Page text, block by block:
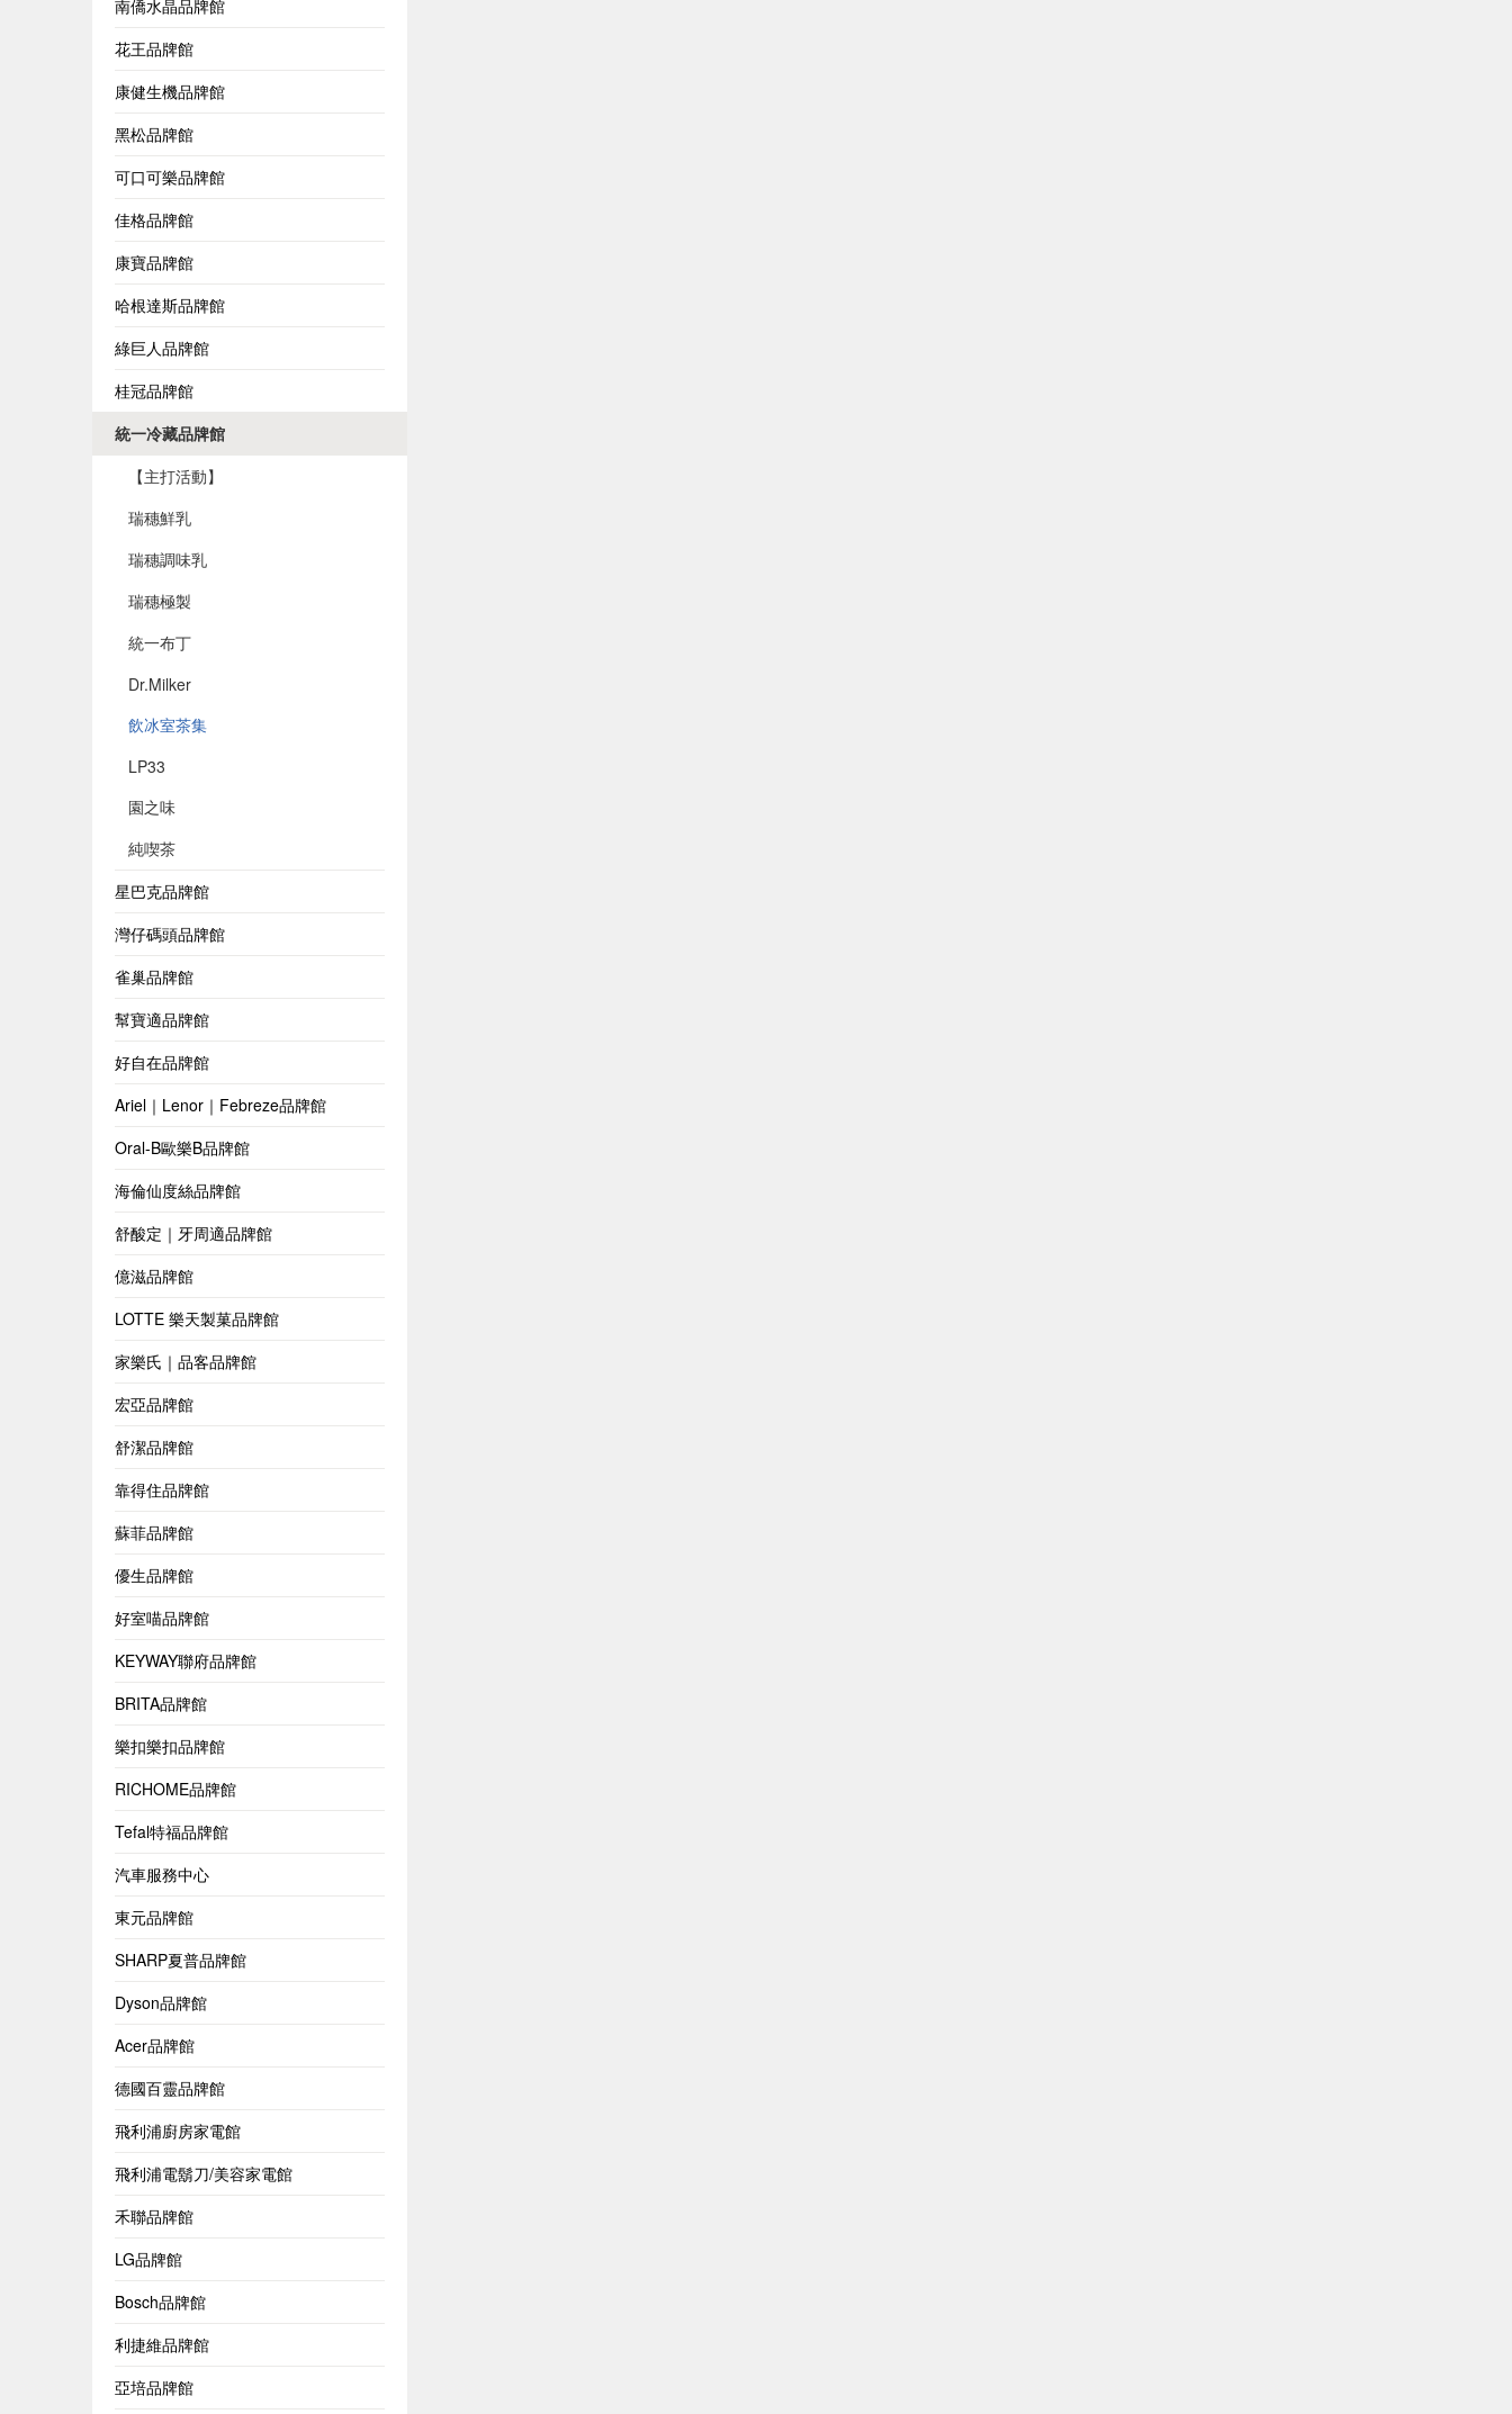
南僑水晶品牌館
花王品牌館
康健生機品牌館
黑松品牌館
可口可樂品牌館
佳格品牌館
康寶品牌館
哈根達斯品牌館
綠巨人品牌館
桂冠品牌館
統一冷藏品牌館
【主打活動】
瑞穗鮮乳
瑞穗調味乳
瑞穗極製
統一布丁
Dr.Milker
飲冰室茶集
LP33
園之味
純喫茶
星巴克品牌館
灣仔碼頭品牌館
雀巢品牌館
幫寶適品牌館
好自在品牌館
Ariel｜Lenor｜Febreze品牌館
Oral-B歐樂B品牌館
海倫仙度絲品牌館
舒酸定｜牙周適品牌館
億滋品牌館
LOTTE 樂天製菓品牌館
家樂氏｜品客品牌館
宏亞品牌館
舒潔品牌館
靠得住品牌館
蘇菲品牌館
優生品牌館
好室喵品牌館
KEYWAY聯府品牌館
BRITA品牌館
樂扣樂扣品牌館
RICHOME品牌館
Tefal特福品牌館
汽車服務中心
東元品牌館
SHARP夏普品牌館
Dyson品牌館
Acer品牌館
德國百靈品牌館
飛利浦廚房家電館
飛利浦電鬍刀/美容家電館
禾聯品牌館
LG品牌館
Bosch品牌館
利捷維品牌館
亞培品牌館